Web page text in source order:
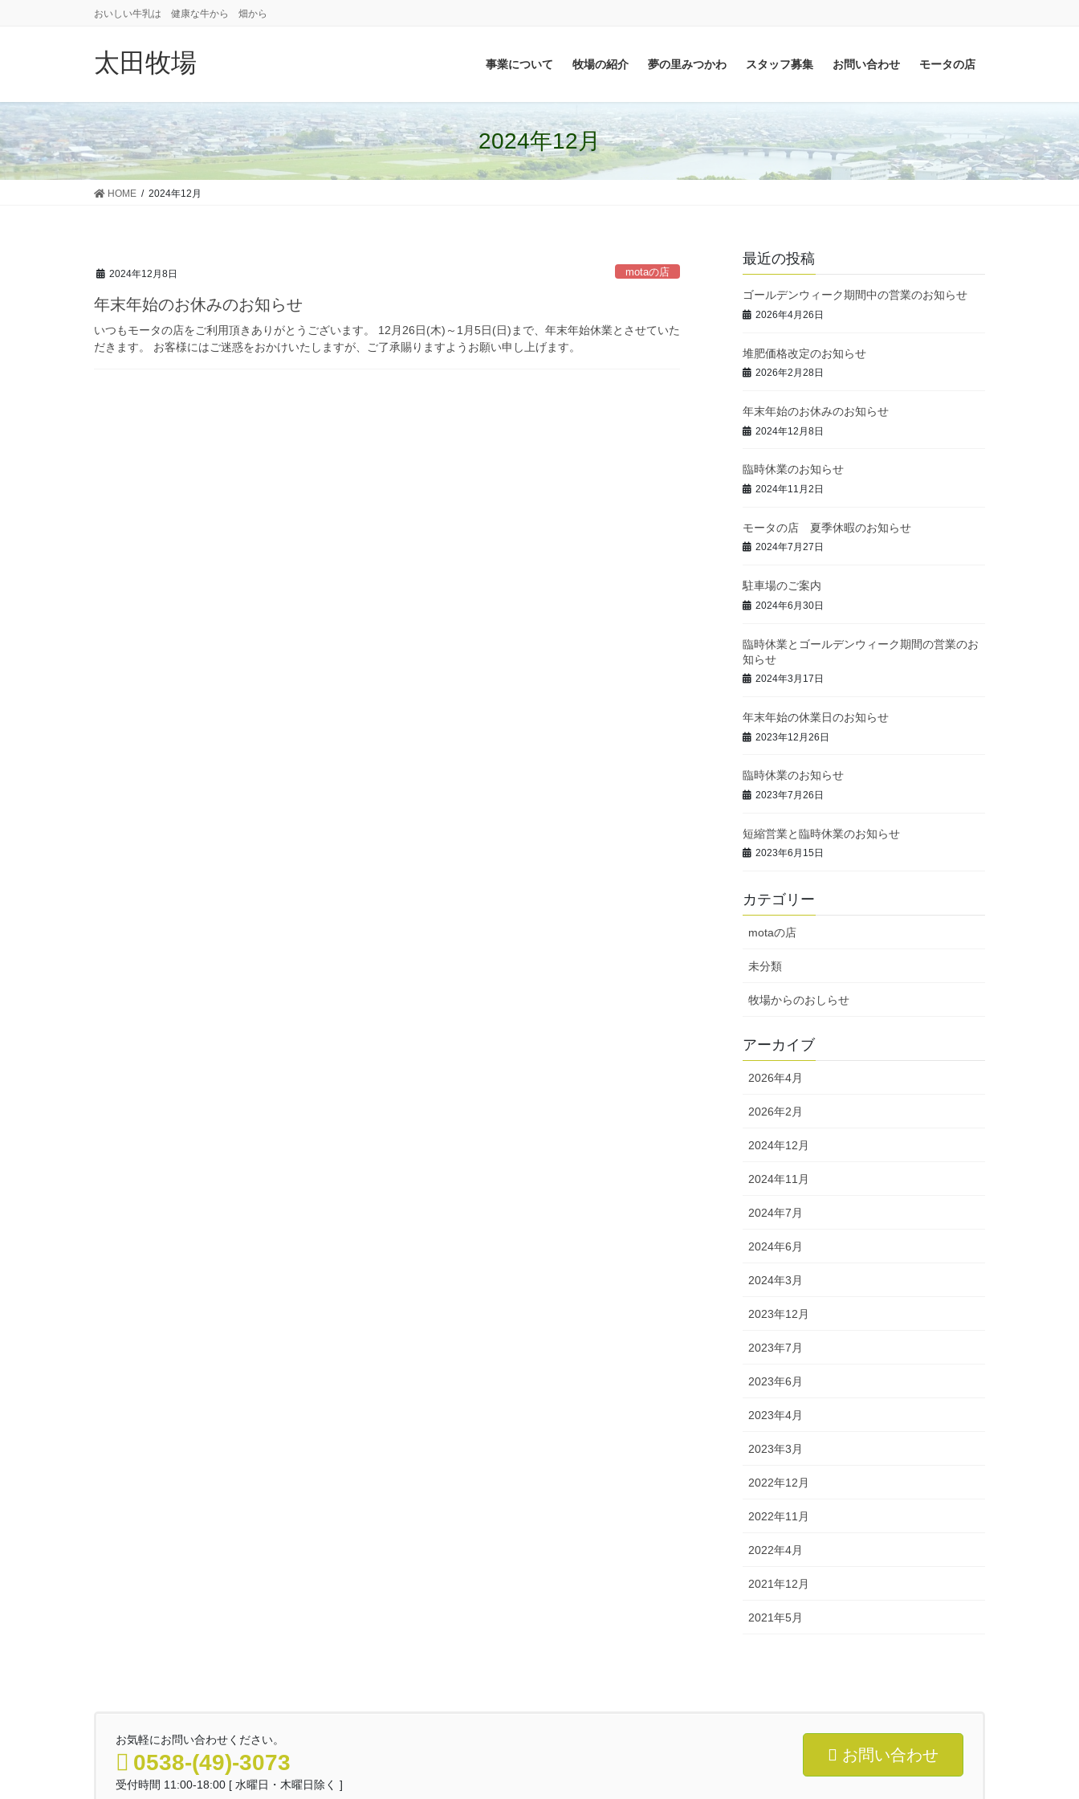
に
移
動
ョ
ン
に
移
動
おいしい牛乳は 健康な牛から 畑から
太田牧場 事業について 牧場の紹介 夢の里みつかわ スタッフ募集 お問い合わせ モータの店
2024年12月
HOME 2024年12月
2024年12月8日 motaの店
年末年始のお休みのお知らせ
いつもモータの店をご利用頂きありがとうございます。 12月26日(木)～1月5日(日)まで、年末年始休業とさせていた
だきます。 お客様にはご迷惑をおかけいたしますが、ご了承賜りますようお願い申し上げます。
最近の投稿
ゴールデンウィーク期間中の営業のお知らせ
2026年4月26日
堆肥価格改定のお知らせ
2026年2月28日
年末年始のお休みのお知らせ
2024年12月8日
臨時休業のお知らせ
2024年11月2日
モータの店 夏季休暇のお知らせ
2024年7月27日
駐車場のご案内
2024年6月30日
臨時休業とゴールデンウィーク期間の営業のお
知らせ
2024年3月17日
年末年始の休業日のお知らせ
2023年12月26日
臨時休業のお知らせ
2023年7月26日
短縮営業と臨時休業のお知らせ
2023年6月15日
カテゴリー
motaの店
未分類
牧場からのおしらせ
アーカイブ
2026年4月
2026年2月
2024年12月
2024年11月
2024年7月
2024年6月
2024年3月
2023年12月
2023年7月
2023年6月
2023年4月
2023年3月
2022年12月
2022年11月
2022年4月
2021年12月
2021年5月
お気軽にお問い合わせください。
0538-(49)-3073
受付時間 11:00-18:00 [ 水曜日・木曜日除く ]
お問い合わせ